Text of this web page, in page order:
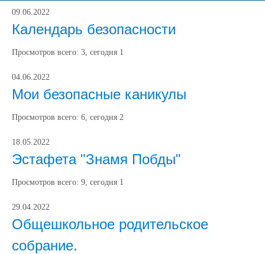
09.06.2022
Календарь безопасности
Просмотров всего: 3, сегодня 1
04.06.2022
Мои безопасные каникулы
Просмотров всего: 6, сегодня 2
18.05.2022
Эстафета "Знамя Побды"
Просмотров всего: 9, сегодня 1
29.04.2022
Общешкольное родительское
собрание.